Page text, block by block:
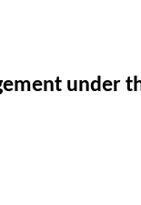
under